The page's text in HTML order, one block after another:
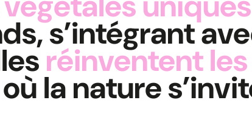
s’intégrant
réinventent
la nature